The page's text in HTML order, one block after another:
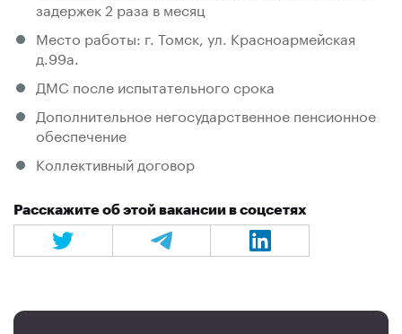
задержек 2 раза в месяц
Место работы: г. Томск, ул. Красноармейская
д.99а.
ДМС после испытательного срока
Дополнительное негосударственное пенсионное
обеспечение
Коллективный договор
Расскажите об этой вакансии в соцсетях